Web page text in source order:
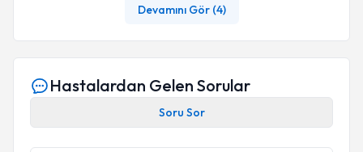
Devamını Gör (4)
Hastalardan Gelen Sorular
Soru Sor